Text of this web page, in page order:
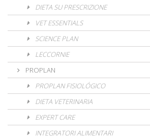
DIETA SU PRESCRIZIONE
VET ESSENTIALS
SCIENCE PLAN
LECCORNIE
PROPLAN
PROPLAN FISIOLÓGICO
DIETA VETERINARIA
EXPERT CARE
INTEGRATORI ALIMENTARI